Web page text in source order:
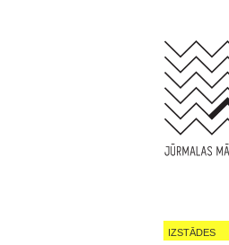
IZSTĀDES